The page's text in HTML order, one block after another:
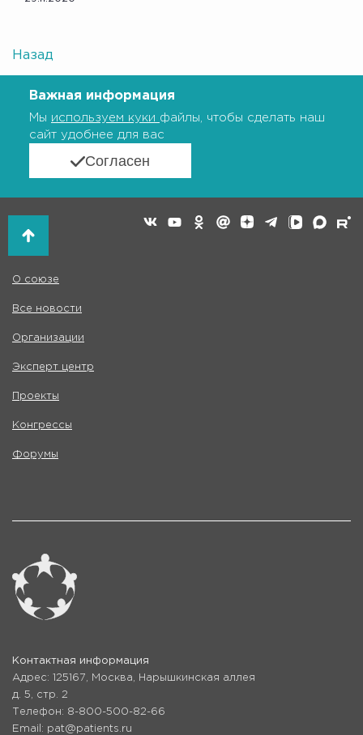
Назад
Важная информация
Мы используем куки файлы, чтобы сделать наш
сайт удобнее для вас
Согласен
О союзе
Все новости
Организации
Эксперт центр
Проекты
Конгрессы
Форумы
Контактная информация
Адрес: 125167, Москва, Нарышкинская аллея
д. 5, стр. 2
Телефон: 8-800-500-82-66
Email: pat@patients.ru